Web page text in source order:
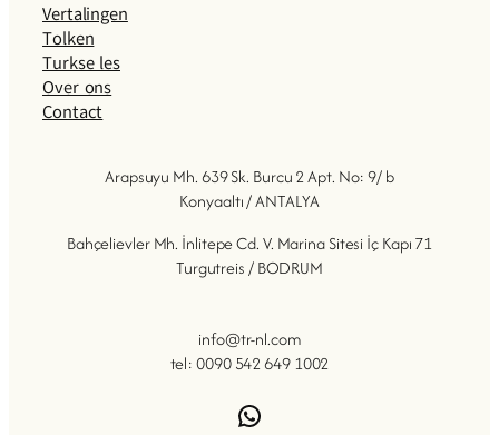
Vertalingen
Tolken
Turkse les
Over ons
Contact
Arapsuyu Mh. 639 Sk. Burcu 2 Apt. No: 9/ b
Konyaaltı / ANTALYA
Bahçelievler Mh. İnlitepe Cd. V. Marina Sitesi İç Kapı 71
Turgutreis / BODRUM
info@tr-nl.com
tel: 0090 542 649 1002
WhatsApp